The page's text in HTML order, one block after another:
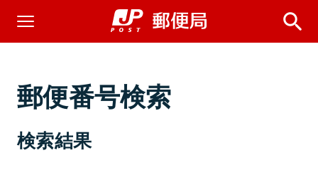
郵便番号検索
検索結果